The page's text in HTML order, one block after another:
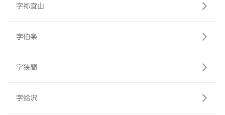
字祢宜山
字伯楽
字狭間
字蛤沢